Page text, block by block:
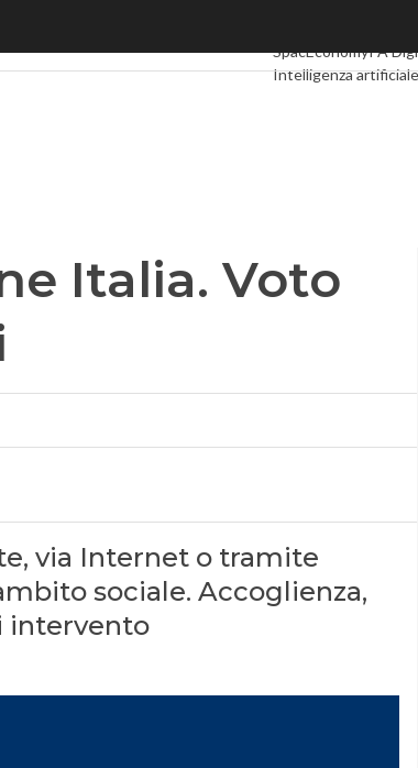
SpacEconomyPA
Intelligenza artificiale
Italia. Voto
via Internet o tramite
sociale. Accoglienza,
intervento